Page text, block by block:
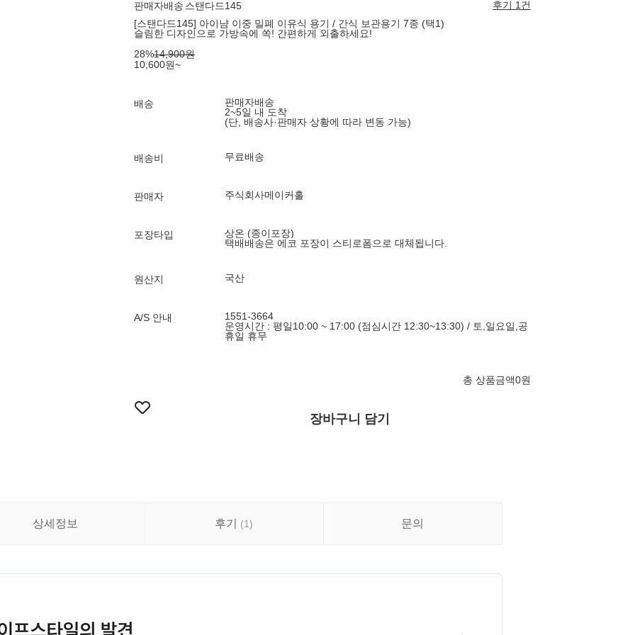
판매자배송 스탠다드145
후기 1건
[스탠다드145] 아이냠 이중 밀폐 이유식 용기 / 간식 보관용기 7종 (택1)
슬림한 디자인으로 가방속에 쏙! 간편하게 외출하세요!
28%14,900원
10,600원~
배송
판매자배송
2~5일 내 도착
(단, 배송사·판매자 상황에 따라 변동 가능)
배송비 무료배송
판매자 주식회사메이커홀
포장타입
상온 (종이포장)
택배배송은 에코 포장이 스티로폼으로 대체됩니다.
원산지 국산
A/S 안내
1551-3664
운영시간 : 평일10:00 ~ 17:00 (점심시간 12:30~13:30) / 토,일요일,공
휴일 휴무
총 상품금액0원
장바구니 담기
상세정보 후기 (1) 문의